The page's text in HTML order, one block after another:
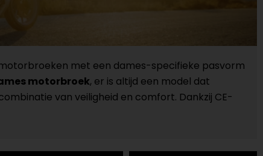
met een dames-specifieke pasvorm
motorbroek, er is altijd een model dat
van veiligheid en comfort. Dankzij CE-